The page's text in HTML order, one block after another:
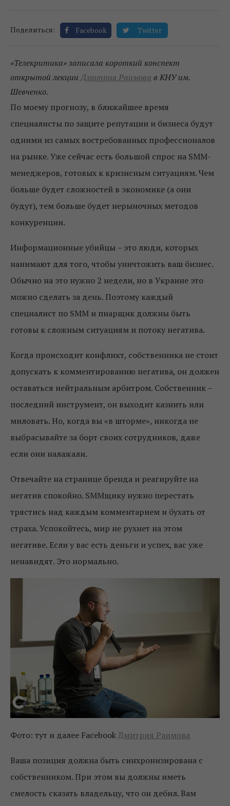
Поделиться: Facebook Twitter
«Телекритика» записала короткий конспект
открытой лекции Дмитрия Раимова в КНУ им.
Шевченко.
По моему прогнозу, в ближайшее время
специалисты по защите репутации и бизнеса будут
одними из самых востребованных профессионалов
на рынке. Уже сейчас есть большой спрос на SMM-
менеджеров, готовых к кризисным ситуациям. Чем
больше будет сложностей в экономике (а они
будут), тем больше будет нерыночных методов
конкуренции.
Информационные убийцы – это люди, которых
нанимают для того, чтобы уничтожить ваш бизнес.
Обычно на это нужно 2 недели, но в Украине это
можно сделать за день. Поэтому каждый
специалист по SMM и пиарщик должны быть
готовы к сложным ситуациям и потоку негатива.
Когда происходит конфликт, собственника не стоит
допускать к комментированию негатива, он должен
оставаться нейтральным арбитром. Собственник –
последний инструмент, он выходит казнить или
миловать. Но, когда вы «в шторме», никогда не
выбрасывайте за борт своих сотрудников, даже
если они налажали.
Отвечайте на странице бренда и реагируйте на
негатив спокойно. SMMщику нужно перестать
трястись над каждым комментарием и бухать от
страха. Успокойтесь, мир не рухнет на этом
негативе. Если у вас есть деньги и успех, вас уже
ненавидят. Это нормально.
Фото: тут и далее FacebookДмитрия Раимова
Ваша позиция должна быть синхронизирована с
собственником. При этом вы должны иметь
смелость сказать владельцу, что он дебил. Вам